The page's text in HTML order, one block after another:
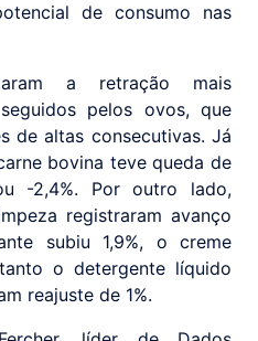
de consumo nas
a retração mais
pelos ovos, que
de altas consecutivas. Já
bovina teve queda de
-2,4%. Por outro lado,
registraram avanço
subiu 1,9%, o creme
o detergente líquido
reajuste de 1%.